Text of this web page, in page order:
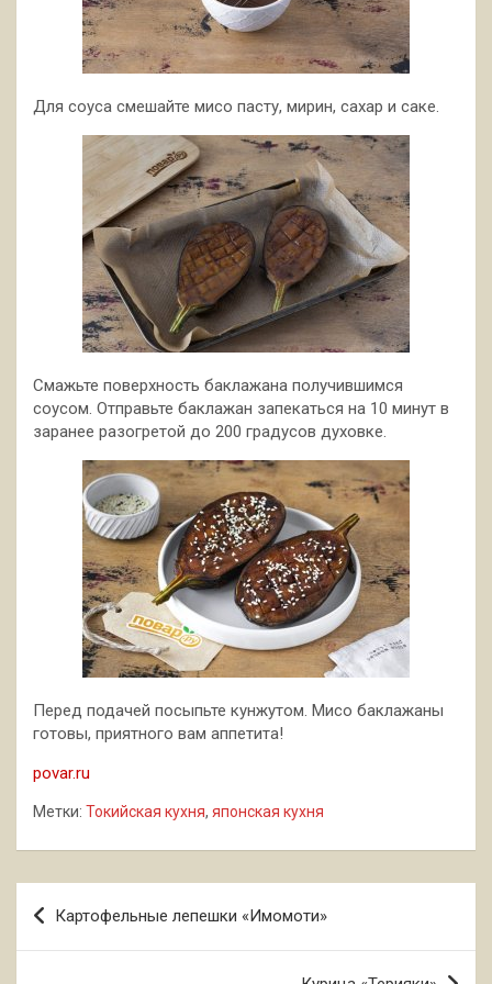
Для соуса смешайте мисо пасту, мирин, сахар и саке.
Смажьте поверхность баклажана получившимся
соусом. Отправьте баклажан запекаться на 10 минут в
заранее разогретой до 200 градусов духовке.
Перед подачей посыпьте кунжутом. Мисо баклажаны
готовы, приятного вам аппетита!
povar.ru
Метки: Токийская кухня, японская кухня
Навигация
по
Картофельные лепешки «Имомоти»